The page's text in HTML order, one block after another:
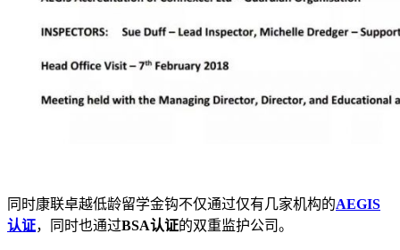
同时康联卓越低龄留学金钩不仅通过仅有几家机构的AEGIS
认证，同时也通过BSA认证的双重监护公司。